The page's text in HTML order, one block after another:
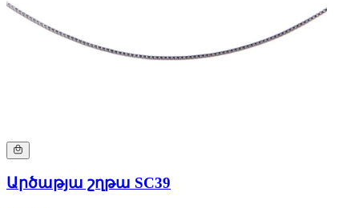
Արծաթյա շղթա SC39